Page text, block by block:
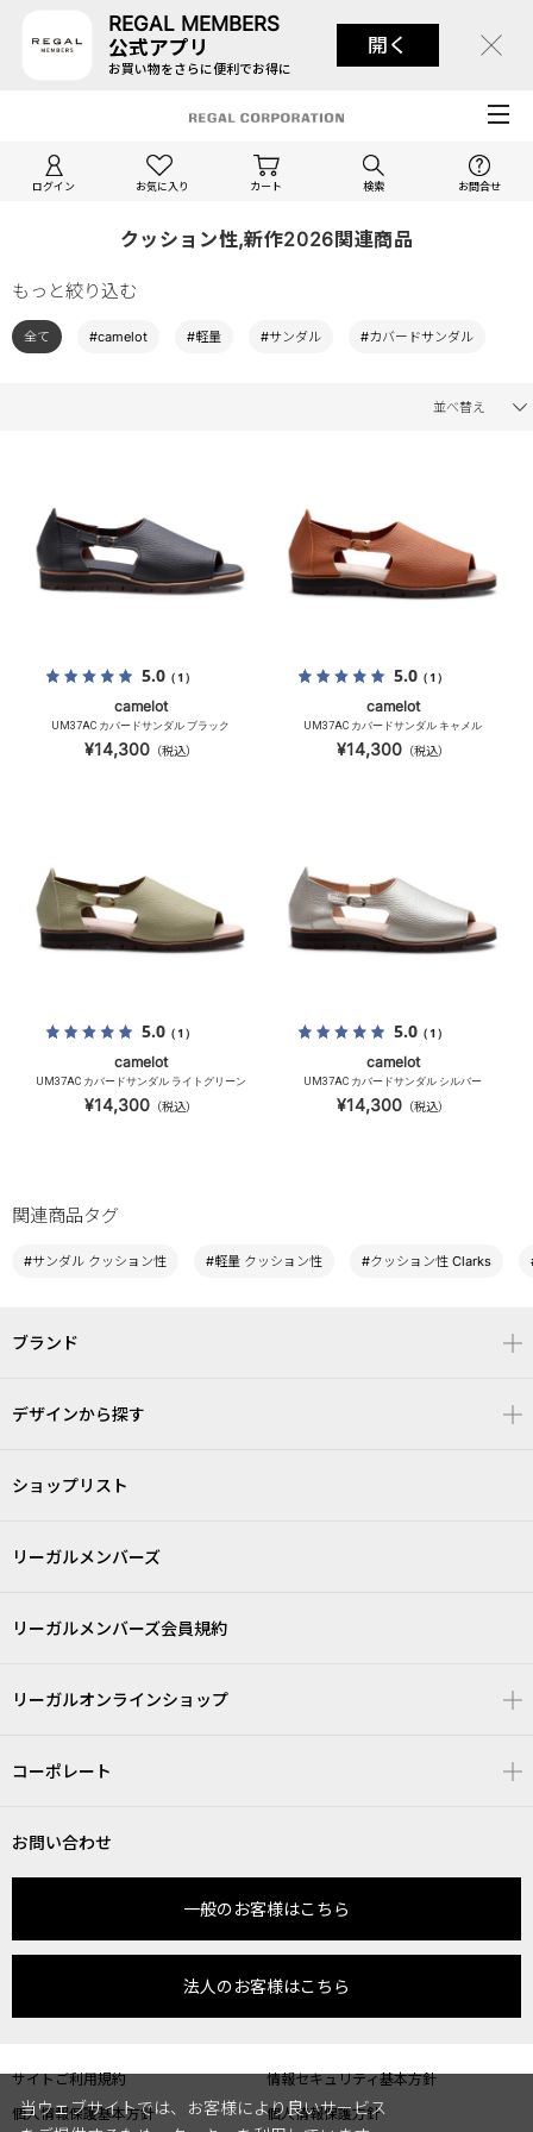
REGAL MEMBERS
公式アプリ
お買い物をさらに便利でお得に
開く
ログイン お気に入り カート 検索 お問合せ
クッション性,新作2026関連商品
もっと絞り込む
全て #camelot #軽量 #サンダル #カバードサンダル
並べ替え
5.0（1）
camelot
UM37AC カバードサンダル ブラック
¥14,300（税込）
5.0（1）
camelot
UM37AC カバードサンダル キャメル
¥14,300（税込）
5.0（1）
camelot
UM37AC カバードサンダル ライトグリーン
¥14,300（税込）
5.0（1）
camelot
UM37AC カバードサンダル シルバー
¥14,300（税込）
関連商品タグ
#サンダル クッション性 #軽量 クッション性 #クッション性 Clarks
ブランド
デザインから探す
ショップリスト
リーガルメンバーズ
リーガルメンバーズ会員規約
リーガルオンラインショップ
コーポレート
お問い合わせ
一般のお客様はこちら
法人のお客様はこちら
サイトご利用規約
情報セキュリティ基本方針
個人情報保護基本方針
個人情報保護方針
当ウェブサイトでは、お客様により良いサービス